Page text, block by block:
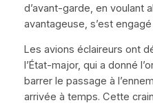
d’avant-garde, en voulant
avantageuse, s’est
Les avions éclaireurs ont
l’État-major, qui a donné
barrer le passage à
arrivée à temps. Cette